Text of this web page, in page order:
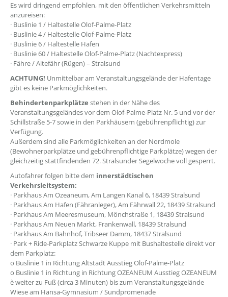
Es wird dringend empfohlen, mit den öffentlichen Verkehrsmitteln
anzureisen:
· Buslinie 1 / Haltestelle Olof-Palme-Platz
· Buslinie 4 / Haltestelle Olof-Palme-Platz
· Buslinie 6 / Haltestelle Hafen
· Buslinie 60 / Haltestelle Olof-Palme-Platz (Nachtexpress)
· Fähre / Altefähr (Rügen) – Stralsund
ACHTUNG! Unmittelbar am Veranstaltungsgelände der Hafentage
gibt es keine Parkmöglichkeiten.
Behindertenparkplätze stehen in der Nähe des
Veranstaltungsgeländes vor dem Olof-Palme-Platz Nr. 5 und vor der
Schillstraße 5-7 sowie in den Parkhäusern (gebührenpflichtig) zur
Verfügung.
Außerdem sind alle Parkmöglichkeiten an der Nordmole
(Bewohnerparkplätze und gebührenpflichtige Parkplätze) wegen der
gleichzeitig stattfindenden 72. Stralsunder Segelwoche voll gesperrt.
Autofahrer folgen bitte dem innerstädtischen
Verkehrsleitsystem:
· Parkhaus Am Ozeaneum, Am Langen Kanal 6, 18439 Stralsund
· Parkhaus Am Hafen (Fähranleger), Am Fährwall 22, 18439 Stralsund
· Parkhaus Am Meeresmuseum, Mönchstraße 1, 18439 Stralsund
· Parkhaus Am Neuen Markt, Frankenwall, 18439 Stralsund
· Parkhaus Am Bahnhof, Tribseer Damm, 18437 Stralsund
· Park + Ride-Parkplatz Schwarze Kuppe mit Bushaltestelle direkt vor
dem Parkplatz:
o Buslinie 1 in Richtung Altstadt Ausstieg Olof-Palme-Platz
o Buslinie 1 in Richtung in Richtung OZEANEUM Ausstieg OZEANEUM
è weiter zu Fuß (circa 3 Minuten) bis zum Veranstaltungsgelände
Wiese am Hansa-Gymnasium / Sundpromenade